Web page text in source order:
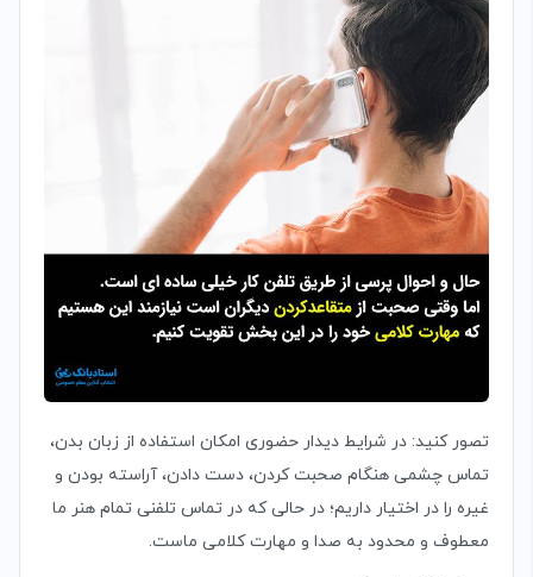
تصور کنید: در شرایط دیدار حضوری امکان استفاده از زبان بدن،
تماس چشمی هنگام صحبت کردن، دست دادن، آراسته بودن و
غیره را در اختیار داریم؛ در حالی که در تماس تلفنی تمام هنر ما
معطوف و محدود به صدا و مهارت کلامی ماست.